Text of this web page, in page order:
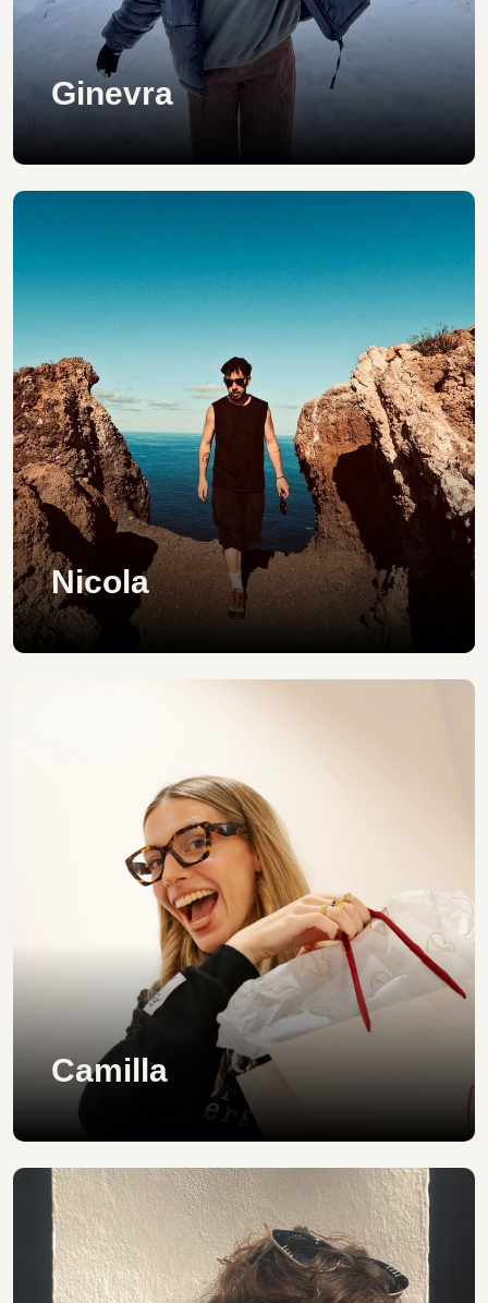
Ginevra
Nicola
Camilla